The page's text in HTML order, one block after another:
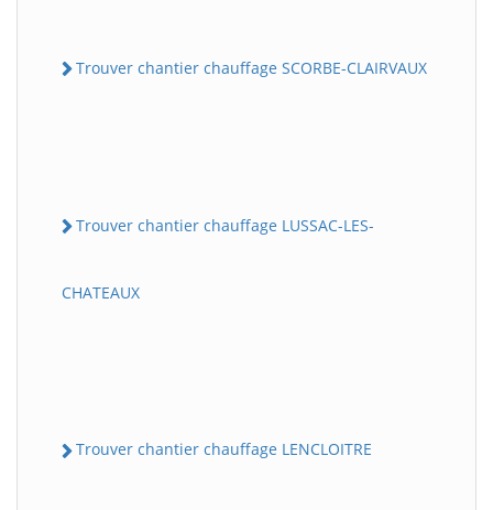
Trouver chantier chauffage SCORBE-CLAIRVAUX
Trouver chantier chauffage LUSSAC-LES-
CHATEAUX
Trouver chantier chauffage LENCLOITRE